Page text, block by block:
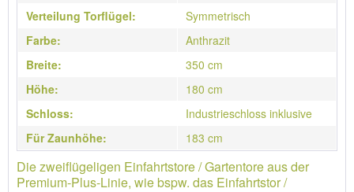
Verteilung Torflügel:
Symmetrisch
Farbe:
Anthrazit
Breite:
350 cm
Höhe:
180 cm
Schloss:
Industrieschloss inklusive
Für Zaunhöhe:
183 cm
Die zweiflügeligen Einfahrtstore / Gartentore aus der
Premium-Plus-Linie, wie bspw. das Einfahrtstor /